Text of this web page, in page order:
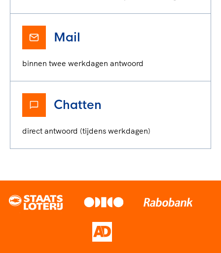
Mail
binnen twee werkdagen antwoord
Chatten
direct antwoord (tijdens werkdagen)